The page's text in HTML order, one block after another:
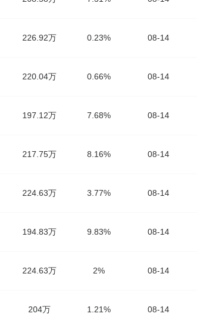
226.92万 0.23% 08-14
220.04万 0.66% 08-14
197.12万 7.68% 08-14
217.75万 8.16% 08-14
224.63万 3.77% 08-14
194.83万 9.83% 08-14
224.63万 2% 08-14
204万 1.21% 08-14